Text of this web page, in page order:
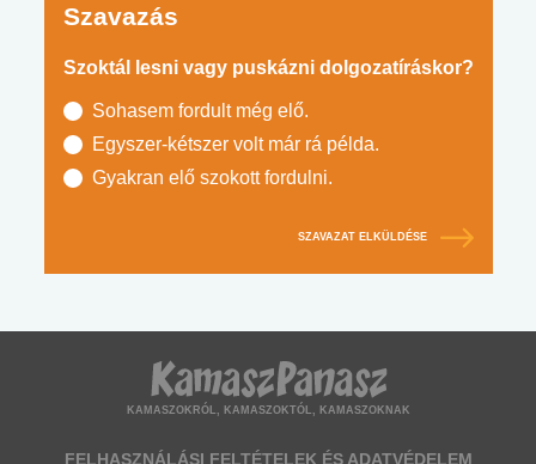
Szavazás
Szoktál lesni vagy puskázni dolgozatíráskor?
Sohasem fordult még elő.
Egyszer-kétszer volt már rá példa.
Gyakran elő szokott fordulni.
SZAVAZAT ELKÜLDÉSE
KAMASZOKRÓL, KAMASZOKTÓL, KAMASZOKNAK
FELHASZNÁLÁSI FELTÉTELEK ÉS ADATVÉDELEM